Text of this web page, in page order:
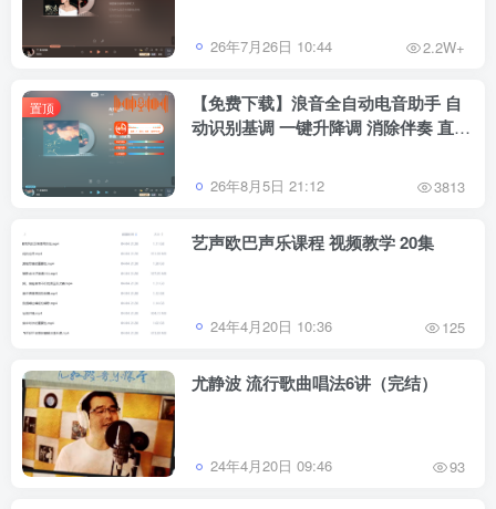
26年7月26日 10:44 2.2W+
置顶
【免费下载】浪音全自动电音助手 自
动识别基调 一键升降调 消除伴奏 直播
26年8月5日 21:12 3813
艺声欧巴声乐课程 视频教学 20集
24年4月20日 10:36 125
尤静波 流行歌曲唱法6讲（完结）
24年4月20日 09:46 93